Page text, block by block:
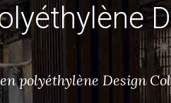
polyéthylène Design